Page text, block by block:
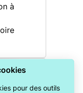
à
pour des outils